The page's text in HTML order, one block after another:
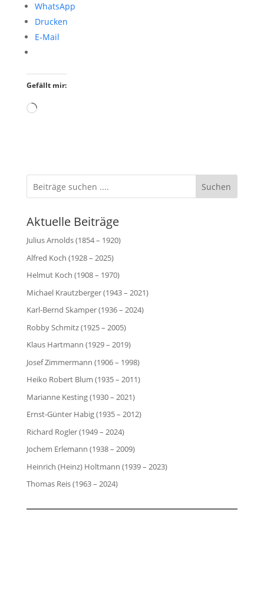
WhatsApp
Drucken
E-Mail
Gefällt mir:
Wird
Suchen
Aktuelle Beiträge
Julius Arnolds (1854 – 1920)
Alfred Koch (1928 – 2025)
Helmut Koch (1908 – 1970)
Michael Krautzberger (1943 – 2021)
Karl-Bernd Skamper (1936 – 2024)
Robby Schmitz (1925 – 2005)
Klaus Hartmann (1929 – 2019)
Josef Zimmermann (1906 – 1998)
Heiko Robert Blum (1935 – 2011)
Marianne Kesting (1930 – 2021)
Ernst-Günter Habig (1935 – 2012)
Richard Rogler (1949 – 2024)
Jochem Erlemann (1938 – 2009)
Heinrich (Heinz) Holtmann (1939 – 2023)
Thomas Reis (1963 – 2024)